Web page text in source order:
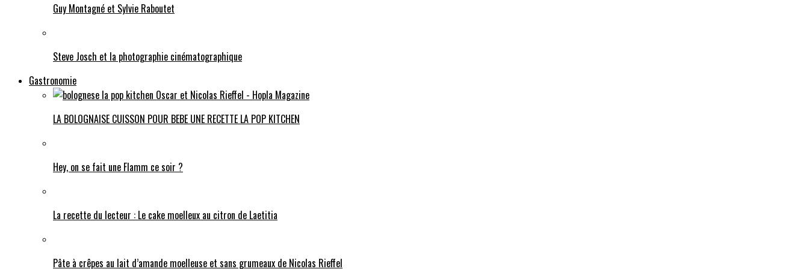
Guy Montagné et Sylvie Raboutet
Steve Josch et la photographie cinématographique
Gastronomie
LA BOLOGNAISE CUISSON POUR BEBE UNE RECETTE LA POP KITCHEN
Hey, on se fait une Flamm ce soir ?
La recette du lecteur : Le cake moelleux au citron de Laetitia
Pâte à crêpes au lait d’amande moelleuse et sans grumeaux de Nicolas Rieffel